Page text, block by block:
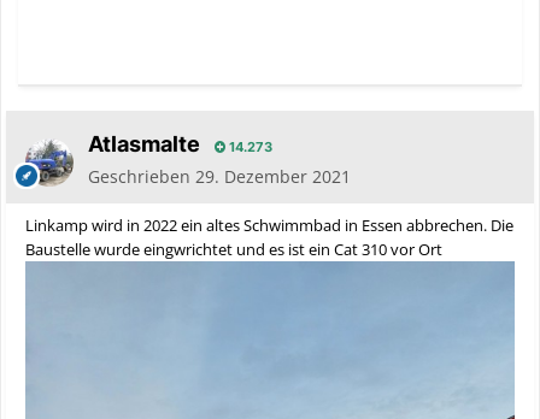
Atlasmalte 14.273
Geschrieben 29. Dezember 2021
Linkamp wird in 2022 ein altes Schwimmbad in Essen abbrechen. Die
Baustelle wurde eingwrichtet und es ist ein Cat 310 vor Ort